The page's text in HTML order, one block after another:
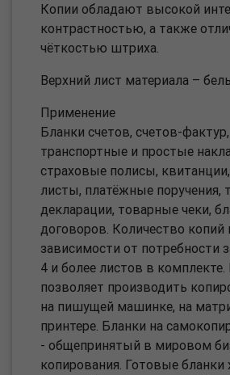
Копии обладают высокой
контрастностью, а также
чёткостью штриха.
Верхний лист материала –
Применение
Бланки счетов, счетов-
транспортные и простые
страховые полисы,
листы, платёжные
декларации, товарные чеки,
договоров. Количество копий
зависимости от потребности
4 и более листов в комплекте.
позволяет производить
на пишущей машинке, на
принтере. Бланки на
- общепринятый в мировом
копирования. Готовые бланки